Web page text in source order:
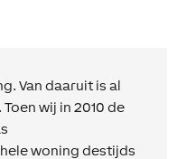
Van daaruit is al
wij in 2010 de
woning destijds